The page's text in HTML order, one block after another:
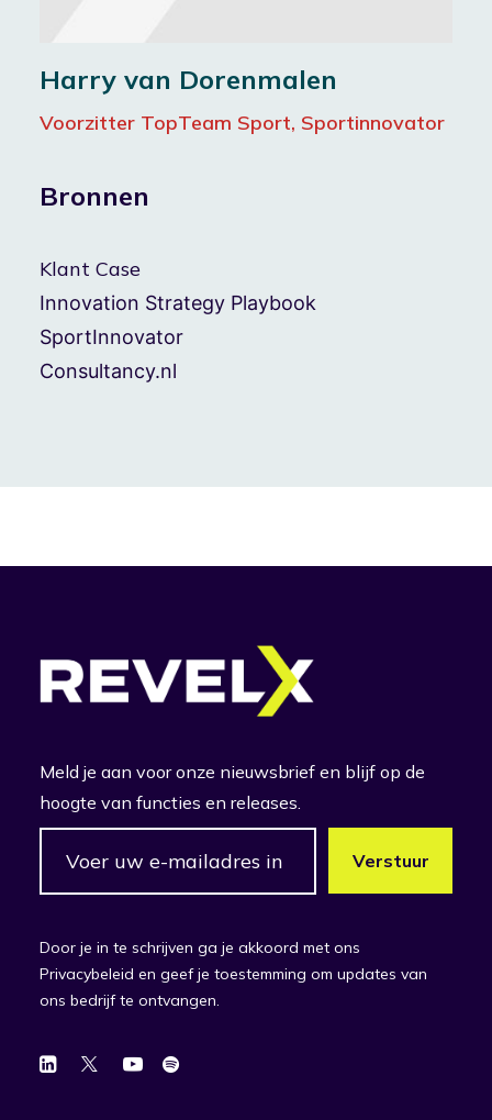
Harry van Dorenmalen
Voorzitter TopTeam Sport, Sportinnovator
Bronnen
Klant Case
Innovation Strategy Playbook
SportInnovator
Consultancy.nl
Meld je aan voor onze nieuwsbrief en blijf op de
hoogte van functies en releases.
Door je in te schrijven ga je akkoord met ons
Privacybeleid en geef je toestemming om updates van
ons bedrijf te ontvangen.